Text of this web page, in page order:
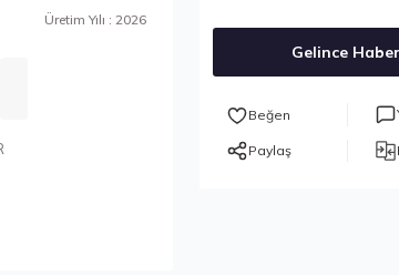
Üretim Yılı : 2026
Gelince
Paylaş